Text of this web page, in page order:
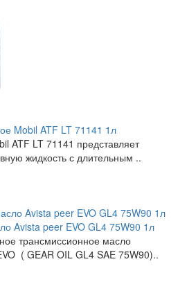
Mobil ATF LT 71141 1л
ATF LT 71141 представляет
жидкость с длительным ..
Avista peer EVO GL4 75W90 1л
трансмиссионное масло
( GEAR OIL GL4 SAE 75W90)..